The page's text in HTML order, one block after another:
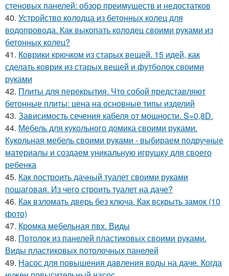
стеновых панелей: обзор преимуществ и недостатков
40. Устройство колодца из бетонных колец для
водопровода. Как выкопать колодец своими руками из
бетонных колец?
41. Коврики крючком из старых вещей. 15 идей, как
сделать коврик из старых вещей и футболок своими
руками
42. Плиты для перекрытия. Что собой представляют
бетонные плиты: цена на основные типы изделий
43. Зависимость сечения кабеля от мощности. S=0,8D.
44. Мебель для кукольного домика своими руками.
Кукольная мебель своими руками - выбираем подручные
материалы и создаем уникальную игрушку для своего
ребенка
45. Как построить дачный туалет своими руками
пошаговая. Из чего строить туалет на даче?
46. Как взломать дверь без ключа. Как вскрыть замок (10
фото)
47. Кромка мебельная пвх. Виды
48. Потолок из панелей пластиковых своими руками.
Виды пластиковых потолочных панелей
49. Насос для повышения давления воды на даче. Когда